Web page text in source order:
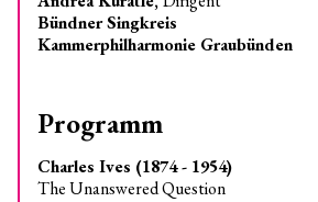
Bündner Singkreis
Kammerphilharmonie Graubünden
Programm
Charles Ives (1874 - 1954)
The Unanswered Question